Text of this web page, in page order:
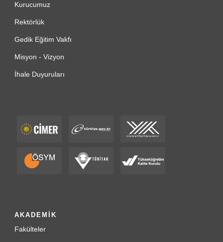
Kurucumuz
Rektörlük
Gedik Eğitim Vakfı
Misyon - Vizyon
İhale Duyuruları
AKADEMİK
Fakülteler